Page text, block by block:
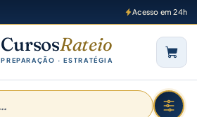
Acesso em 24h
CursosRateio
PREPARAÇÃO · ESTRATÉGIA